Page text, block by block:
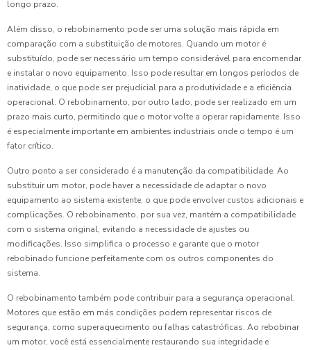
longo prazo.
Além disso, o rebobinamento pode ser uma solução mais rápida em
comparação com a substituição de motores. Quando um motor é
substituído, pode ser necessário um tempo considerável para encomendar
e instalar o novo equipamento. Isso pode resultar em longos períodos de
inatividade, o que pode ser prejudicial para a produtividade e a eficiência
operacional. O rebobinamento, por outro lado, pode ser realizado em um
prazo mais curto, permitindo que o motor volte a operar rapidamente. Isso
é especialmente importante em ambientes industriais onde o tempo é um
fator crítico.
Outro ponto a ser considerado é a manutenção da compatibilidade. Ao
substituir um motor, pode haver a necessidade de adaptar o novo
equipamento ao sistema existente, o que pode envolver custos adicionais e
complicações. O rebobinamento, por sua vez, mantém a compatibilidade
com o sistema original, evitando a necessidade de ajustes ou
modificações. Isso simplifica o processo e garante que o motor
rebobinado funcione perfeitamente com os outros componentes do
sistema.
O rebobinamento também pode contribuir para a segurança operacional.
Motores que estão em más condições podem representar riscos de
segurança, como superaquecimento ou falhas catastróficas. Ao rebobinar
um motor, você está essencialmente restaurando sua integridade e